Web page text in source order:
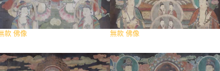
款 佛像 無款 佛像